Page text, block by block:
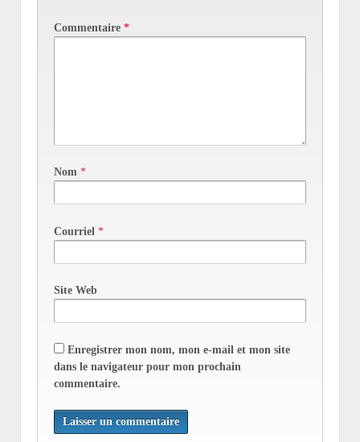
Commentaire *
Nom *
Courriel *
Site Web
Enregistrer mon nom, mon e-mail et mon site
dans le navigateur pour mon prochain
commentaire.